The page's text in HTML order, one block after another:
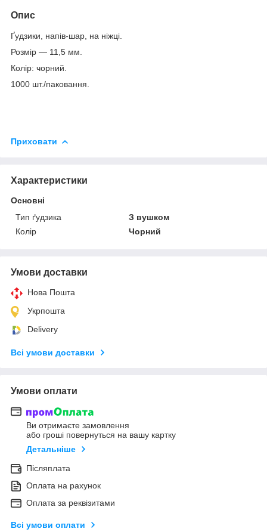
Опис
Ґудзики, напів-шар, на ніжці.
Розмір — 11,5 мм.
Колір: чорний.
1000 шт./паковання.
Приховати
Характеристики
Основні
Тип ґудзика
З вушком
Колір
Чорний
Умови доставки
Нова Пошта
Укрпошта
Delivery
Всі умови доставки
Умови оплати
Ви отримаєте замовлення
або гроші повернуться на вашу картку
Детальніше
Післяплата
Оплата на рахунок
Оплата за реквізитами
Всі умови оплати